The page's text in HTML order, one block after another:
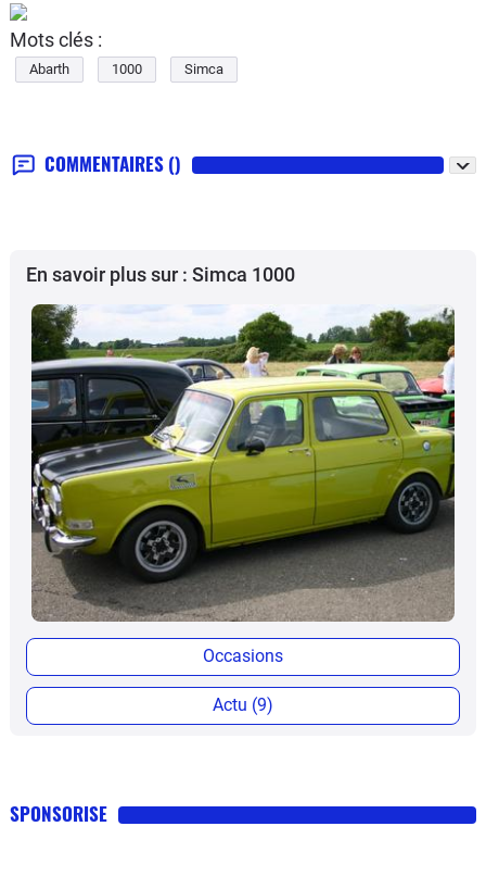
Mots clés :
Abarth 1000 Simca
COMMENTAIRES ()
En savoir plus sur : Simca 1000
Occasions
Actu (9)
SPONSORISE